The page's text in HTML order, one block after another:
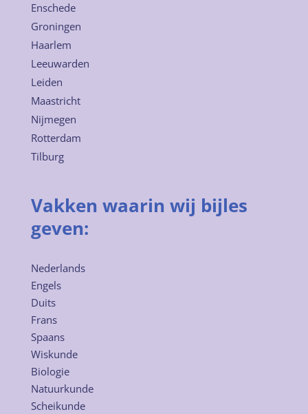
Enschede
Groningen
Haarlem
Leeuwarden
Leiden
Maastricht
Nijmegen
Rotterdam
Tilburg
Vakken waarin wij bijles
geven:
Nederlands
Engels
Duits
Frans
Spaans
Wiskunde
Biologie
Natuurkunde
Scheikunde